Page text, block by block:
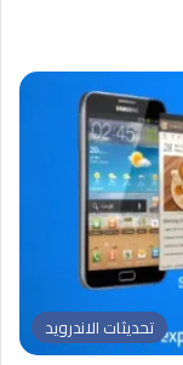
تحديثات الاندرويد